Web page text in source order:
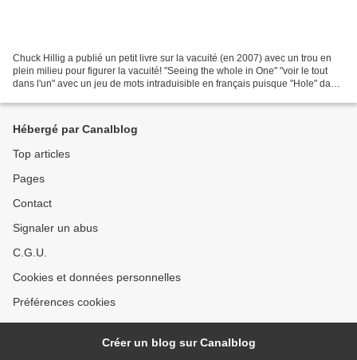
Chuck Hillig a publié un petit livre sur la vacuité (en 2007) avec un trou en
plein milieu pour figurer la vacuité! "Seeing the whole in One" "voir le tout
dans l'un" avec un jeu de mots intraduisible en français puisque "Hole" dans
Hébergé par Canalblog
Top articles
Pages
Contact
Signaler un abus
C.G.U.
Cookies et données personnelles
Préférences cookies
Créer un blog sur Canalblog